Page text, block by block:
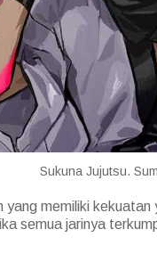
Sukuna Jujutsu.
yang memiliki
semua jarinya